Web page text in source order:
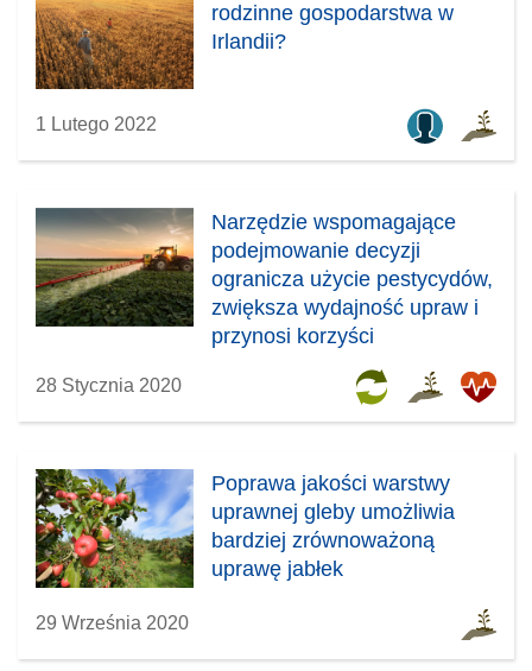
rodzinne gospodarstwa w
Irlandii?
1 Lutego 2022
Narzędzie wspomagające
podejmowanie decyzji
ogranicza użycie pestycydów,
zwiększa wydajność upraw i
przynosi korzyści
28 Stycznia 2020
Poprawa jakości warstwy
uprawnej gleby umożliwia
bardziej zrównoważoną
uprawę jabłek
29 Września 2020